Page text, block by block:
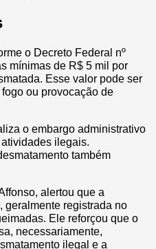
o Decreto Federal nº
mínimas de R$ 5 mil por
Esse valor pode ser
ou provocação de
o embargo administrativo
ilegais.
também
alertou que a
geralmente registrada no
Ele reforçou que o
necessariamente,
ilegal e a